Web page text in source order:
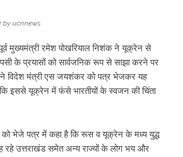
by ucnnews
पूर्व मुख्यमंत्री रमेश पोखरियाल निशंक ने यूक्रेन से
के प्रयासों को सार्वजनिक रूप से साझा करने पर
ने विदेश मंत्री एस जयशंकर को पत्र भेजकर यह
इससे यूक्रेन में फंसे भारतीयों के स्वजन की चिंता
को भेजे पत्र में कहा है कि रूस व यूक्रेन के मध्य युद्ध
उत्तराखंड समेत अन्य राज्यों के लोग भय और